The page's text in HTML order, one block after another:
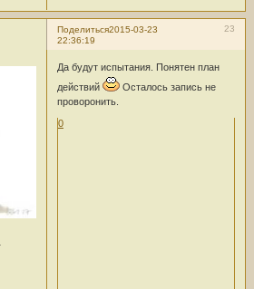
Поделиться 23
2015-03-23
22:36:19
Да будут испытания. Понятен план
действий
Осталось запись не
проворонить.
0